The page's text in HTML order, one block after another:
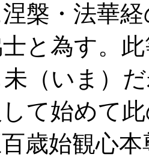
槃・法華
と為す。
（いま）
て始めて
歳始観心